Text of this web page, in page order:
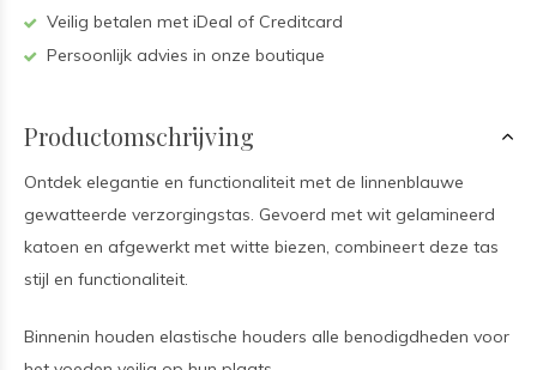
Veilig betalen met iDeal of Creditcard
Persoonlijk advies in onze boutique
Productomschrijving
Ontdek elegantie en functionaliteit met de linnenblauwe
gewatteerde verzorgingstas. Gevoerd met wit gelamineerd
katoen en afgewerkt met witte biezen, combineert deze tas
stijl en functionaliteit.
Binnenin houden elastische houders alle benodigdheden voor